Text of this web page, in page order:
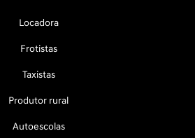
Locadora
Frotistas
Taxistas
Produtor rural
Autoescolas